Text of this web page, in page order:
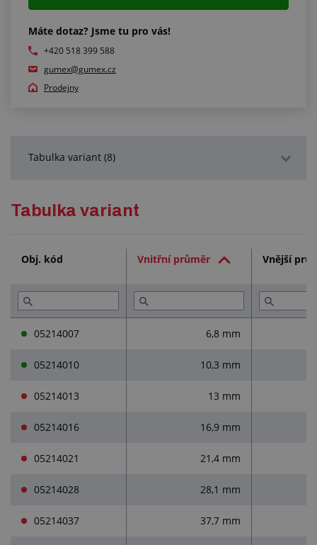
Máte dotaz? Jsme tu pro vás!
+420 518 399 588
gumex@gumex.cz
Prodejny
Tabulka variant (8)
Tabulka variant
Obj. kód Vnitřní průměr Vnější
05214007 6,8 mm
05214010 10,3 mm
05214013 13 mm
05214016 16,9 mm
05214021 21,4 mm
05214028 28,1 mm
05214037 37,7 mm